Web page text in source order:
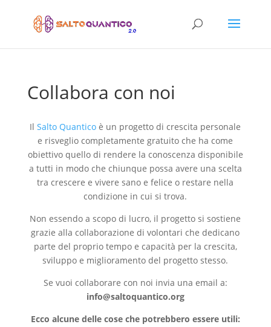
Collabora con noi
IlSalto Quantico è un progetto di crescita personale
e risveglio completamente gratuito che ha come
obiettivo quello di rendere la conoscenza disponibile
a tutti in modo che chiunque possa avere una scelta
tra crescere e vivere sano e felice o restare nella
condizione in cui si trova.
Non essendo a scopo di lucro, il progetto si sostiene
grazie alla collaborazione di volontari che dedicano
parte del proprio tempo e capacità per la crescita,
sviluppo e miglioramento del progetto stesso.
Se vuoi collaborare con noi invia una email a:
info@saltoquantico.org
Ecco alcune delle cose che potrebbero essere utili: